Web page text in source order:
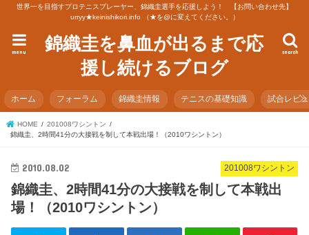
世界一を目指すプロテニスプレーヤー、錦織圭選手を応援しよう！ 【お問い合わせ先】
urryy★keinishikori.info （★を@に変えてください。）
錦織圭を鼻血が出るまで応
援し続けるブログ
search
menu
ホーム フォーラム 錦織圭情報 テニスの基礎知識 試合レビ
HOME
201008ワシントン
錦織圭、2時間41分の大接戦を制して本戦出場！（2010ワシントン）
201008ワシントン
2010.08.02
錦織圭、2時間41分の大接戦を制して本戦出
場！（2010ワシントン）